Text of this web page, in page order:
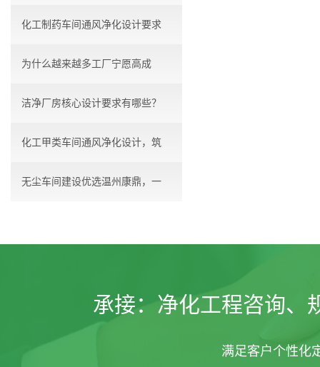
范...
化工制药车间通风净化设计要求
为什么越来越多工厂宁愿高成
本，...
洁净厂房核心设计要求有哪些？
化工甲类车间通风净化设计，筑
牢...
无尘车间建设优选温州康鼎，一
承接： 净化工程咨询、
满足客户个性化